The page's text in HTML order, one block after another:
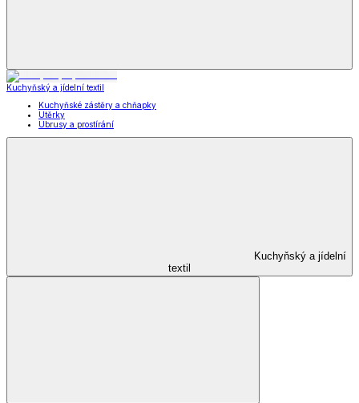
Kuchyňský a jídelní textil
Kuchyňské zástěry a chňapky
Utěrky
Ubrusy a prostírání
Kuchyňský a jídelní
textil